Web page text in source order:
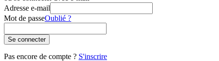
Adresse e-mail
Mot de passeOublié ?
Se connecter
Pas encore de compte ? S'inscrire